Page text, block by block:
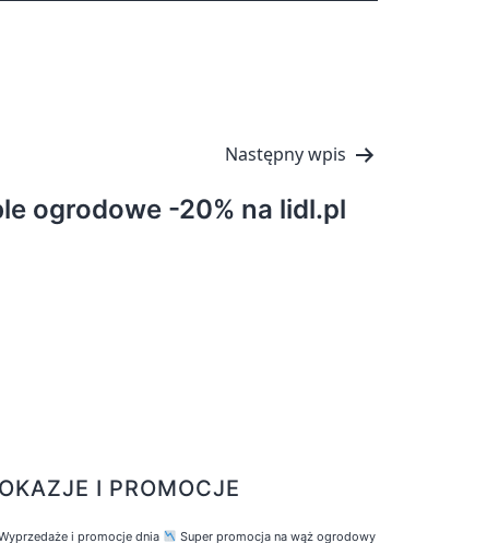
Następny wpis
ogrodowe -20% na lidl.pl
OKAZJE I PROMOCJE
i promocje dnia Super promocja na wąż ogrodowy